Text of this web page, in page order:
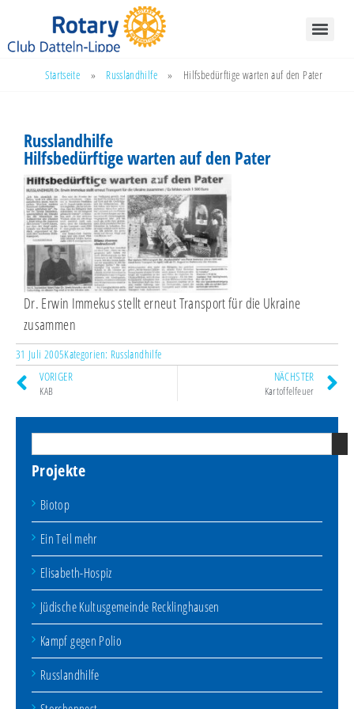
Startseite » Russlandhilfe » Hilfsbedürftige warten auf den Pater
Projekte
Biotop
Ein Teil mehr
Elisabeth-Hospiz
Jüdische Kultusgemeinde Recklinghausen
Kampf gegen Polio
Russlandhilfe
Russlandhilfe
Hilfsbedürftige warten auf den Pater
Dr. Erwin Immekus stellt erneut Transport für die Ukraine
zusammen
31 Juli 2005Kategorien: Russlandhilfe
VORIGER
KAB
NÄCHSTER
Kartoffelfeuer